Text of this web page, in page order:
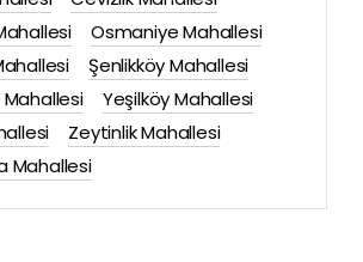
Osmaniye Mahallesi
Şenlikköy Mahallesi
Yeşilköy Mahallesi
Zeytinlik Mahallesi
Mahallesi